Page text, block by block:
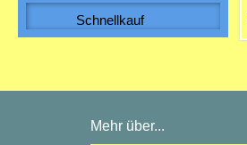
150
Schnellkauf
Mehr über...